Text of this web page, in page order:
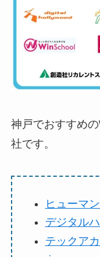
神戸でおすすめ
社です。
ヒューマ
デジタル
テックア